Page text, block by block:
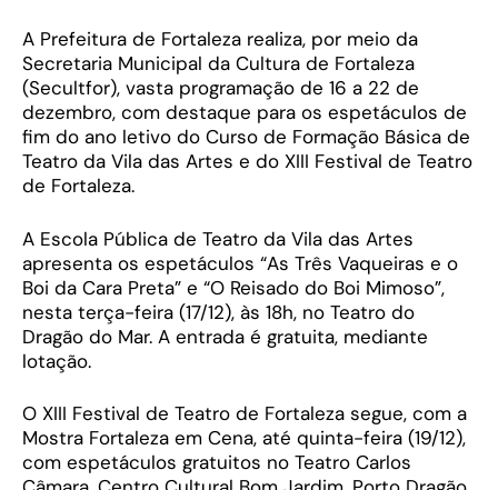
A Prefeitura de Fortaleza realiza, por meio da
Secretaria Municipal da Cultura de Fortaleza
(Secultfor), vasta programação de 16 a 22 de
dezembro, com destaque para os espetáculos de
fim do ano letivo do Curso de Formação Básica de
Teatro da Vila das Artes e do XIII Festival de Teatro
de Fortaleza.
A Escola Pública de Teatro da Vila das Artes
apresenta os espetáculos “As Três Vaqueiras e o
Boi da Cara Preta” e “O Reisado do Boi Mimoso”,
nesta terça-feira (17/12), às 18h, no Teatro do
Dragão do Mar. A entrada é gratuita, mediante
lotação.
O XIII Festival de Teatro de Fortaleza segue, com a
Mostra Fortaleza em Cena, até quinta-feira (19/12),
com espetáculos gratuitos no Teatro Carlos